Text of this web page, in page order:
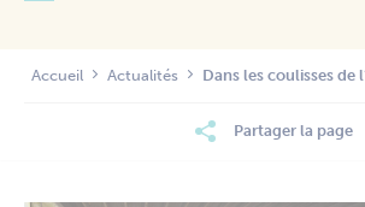
Accueil Actualités Dans les coulisses de
Partager la page